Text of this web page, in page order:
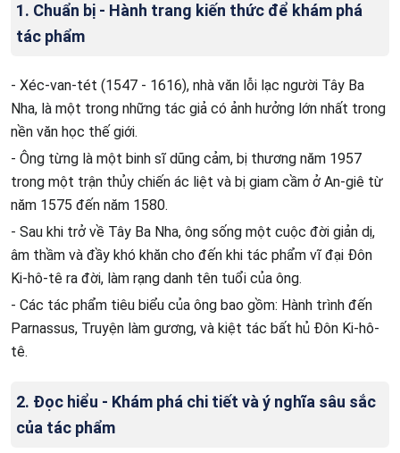
1. Chuẩn bị - Hành trang kiến thức để khám phá
tác phẩm
- Xéc-van-tét (1547 - 1616), nhà văn lỗi lạc người Tây Ba
Nha, là một trong những tác giả có ảnh hưởng lớn nhất trong
nền văn học thế giới.
- Ông từng là một binh sĩ dũng cảm, bị thương năm 1957
trong một trận thủy chiến ác liệt và bị giam cầm ở An-giê từ
năm 1575 đến năm 1580.
- Sau khi trở về Tây Ba Nha, ông sống một cuộc đời giản dị,
âm thầm và đầy khó khăn cho đến khi tác phẩm vĩ đại Đôn
Ki-hô-tê ra đời, làm rạng danh tên tuổi của ông.
- Các tác phẩm tiêu biểu của ông bao gồm: Hành trình đến
Parnassus, Truyện làm gương, và kiệt tác bất hủ Đôn Ki-hô-
tê.
2. Đọc hiểu - Khám phá chi tiết và ý nghĩa sâu sắc
của tác phẩm